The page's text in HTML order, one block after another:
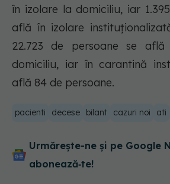
în izolare la domiciliu, iar
află în izolare
22.723 de persoane se
domiciliu, iar în carantină
află 84 de persoane.
pacienti decese bilant cazuri noi ati
Urmărește-ne și pe Google
abonează‑te!